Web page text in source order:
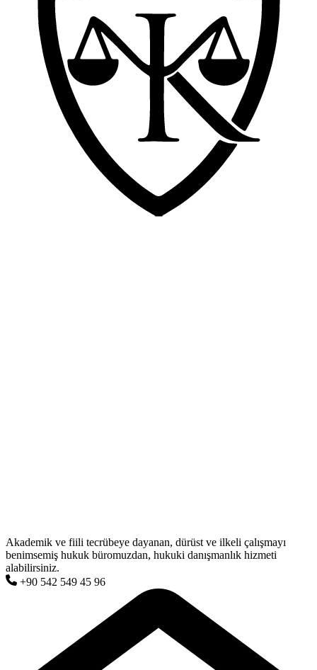
Akademik ve fiili tecrübeye dayanan, dürüst ve ilkeli çalışmayı
benimsemiş hukuk büromuzdan, hukuki danışmanlık hizmeti
alabilirsiniz.
+90 542 549 45 96